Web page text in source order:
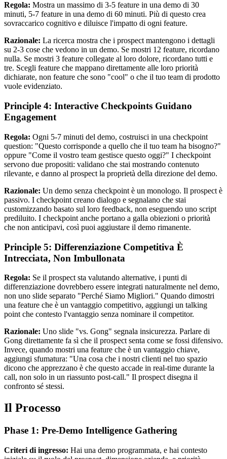
Regola: Mostra un massimo di 3-5 feature in una demo di 30
minuti, 5-7 feature in una demo di 60 minuti. Più di questo crea
sovraccarico cognitivo e diluisce l'impatto di ogni feature.
Razionale: La ricerca mostra che i prospect mantengono i dettagli
su 2-3 cose che vedono in un demo. Se mostri 12 feature, ricordano
nulla. Se mostri 3 feature collegate al loro dolore, ricordano tutti e
tre. Scegli feature che mappano direttamente alle loro priorità
dichiarate, non feature che sono "cool" o che il tuo team di prodotto
vuole evidenziato.
Principle 4: Interactive Checkpoints Guidano
Engagement
Regola: Ogni 5-7 minuti del demo, costruisci in una checkpoint
question: "Questo corrisponde a quello che il tuo team ha bisogno?"
oppure "Come il vostro team gestisce questo oggi?" I checkpoint
servono due propositi: validano che stai mostrando contenuto
rilevante, e danno al prospect la proprietà della direzione del demo.
Razionale: Un demo senza checkpoint è un monologo. Il prospect è
passivo. I checkpoint creano dialogo e segnalano che stai
customizzando basato sul loro feedback, non eseguendo uno script
prediluito. I checkpoint anche portano a galla obiezioni o priorità
che non anticipavi, così puoi aggiustare il demo rimanente.
Principle 5: Differenziazione Competitiva È
Intrecciata, Non Imbullonata
Regola: Se il prospect sta valutando alternative, i punti di
differenziazione dovrebbero essere integrati naturalmente nel demo,
non uno slide separato "Perché Siamo Migliori." Quando dimostri
una feature che è un vantaggio competitivo, aggiungi un talking
point che contesto l'vantaggio senza nominare il competitor.
Razionale: Uno slide "vs. Gong" segnala insicurezza. Parlare di
Gong direttamente fa sì che il prospect senta come se fossi difensivo.
Invece, quando mostri una feature che è un vantaggio chiave,
aggiungi sfumatura: "Una cosa che i nostri clienti nel tuo spazio
dicono che apprezzano è che questo accade in real-time durante la
call, non solo in un riassunto post-call." Il prospect disegna il
confronto sé stessi.
Il Processo
Phase 1: Pre-Demo Intelligence Gathering
Criteri di ingresso: Hai una demo programmata, e hai contesto